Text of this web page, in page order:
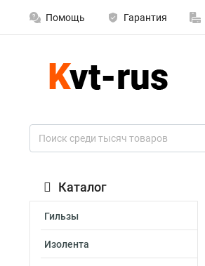
Помощь Гарантия
Каталог
Гильзы
Изолента